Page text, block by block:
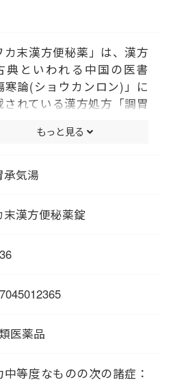
カ末漢方便秘薬」は、漢方
典といわれる中国の医書
寒論(ショウカンロン)」に
されている漢方処方「調胃
にもとづいた製剤です。
おだやかに、すぐれた排便
」の停滞をスムーズにする
により排便を促すだけでは
する処方です。
もっと見る
承気湯
末漢方便秘薬錠
医薬品
中等度なものの次の諸症：